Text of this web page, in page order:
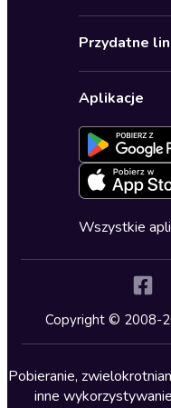
Biznes, marketing,
Dla młodzieży
Kryminały
Lektury szkolne
Literatura anglojęzyczna
Ustawienia
Formularz
Deklaracja
Karnety
Oferta dla
Przydatne
Dołącz do
Blog
Zapowiedzi
Cykle
Aplikacje
Wszystkie
Copyright © 2008-
Pobieranie,
inne